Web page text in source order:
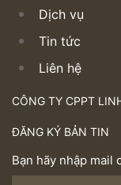
Dịch vụ
Tin tức
Liên hệ
CÔNG TY CPPT
ĐĂNG KÝ BẢN TIN
Bạn hãy nhập mail